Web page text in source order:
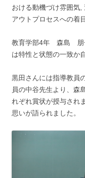
おける動機づけ雰囲気
アウトプロセスへの着
教育学部4年 森島 朋
は特性と状態の一致か
黒田さんには指導教員
員の中谷先生より、森
れぞれ賞状が授与され
思いが語られました。